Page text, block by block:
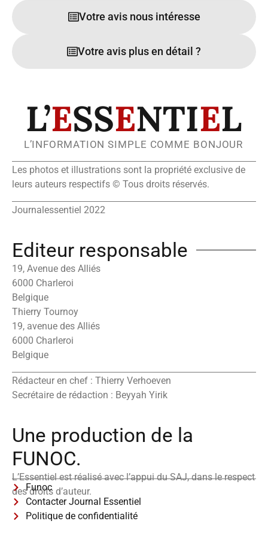
Votre avis nous intéresse
Votre avis plus en détail ?
L’ESSENTIEL
L’INFORMATION SIMPLE COMME BONJOUR
Les photos et illustrations sont la propriété exclusive de
leurs auteurs respectifs © Tous droits réservés.
Journalessentiel 2022
Editeur responsable
19, Avenue des Alliés
6000 Charleroi
Belgique
Thierry Tournoy
19, avenue des Alliés
6000 Charleroi
Belgique
Rédacteur en chef : Thierry Verhoeven
Secrétaire de rédaction : Beyyah Yirik
Une production de la
FUNOC.
L’Essentiel est réalisé avec l’appui du SAJ, dans le respect
des droits d’auteur.
Funoc
Contacter Journal Essentiel
Politique de confidentialité